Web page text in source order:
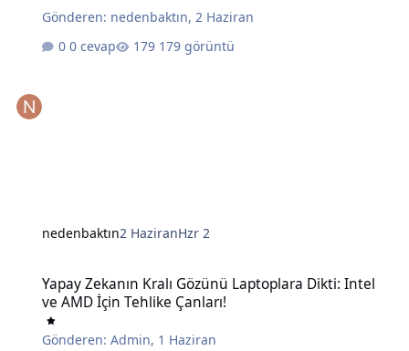
Gönderen: nedenbaktın,2 Haziran
0 cevap
179 görüntü
nedenbaktın2 HaziranHzr 2
Yapay Zekanın Kralı Gözünü Laptoplara Dikti: Intel
ve AMD İçin Tehlike Çanları!
Gönderen:Admin, 1 Haziran